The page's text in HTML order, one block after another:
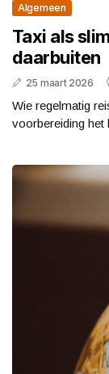
Algemeen
Taxi als
daarbuiten
25 maart 2026
Wie regelmatig
voorbereiding het